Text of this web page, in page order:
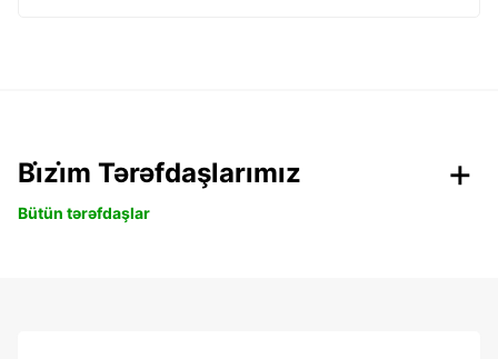
Bi̇zi̇m Tərəfdaşlarımız
Bütün tərəfdaşlar